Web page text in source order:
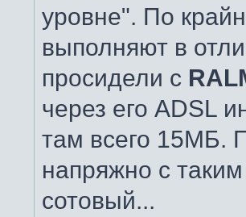
уровне". По
выполняют в
просидели с
через его ADSL
там всего 15МБ.
напряжно с
сотовый...